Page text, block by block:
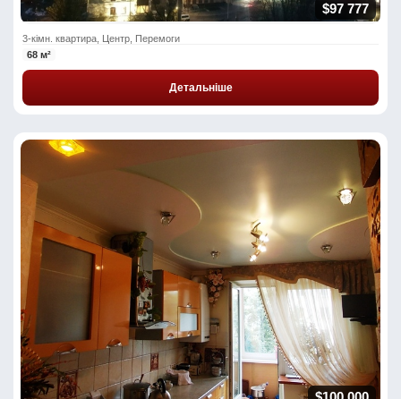
$97 777
3-кімн. квартира, Центр, Перемоги
68 м²
Детальніше